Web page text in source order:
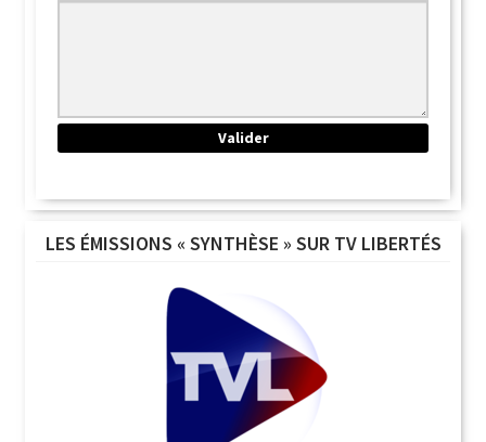
LES ÉMISSIONS « SYNTHÈSE » SUR TV LIBERTÉS